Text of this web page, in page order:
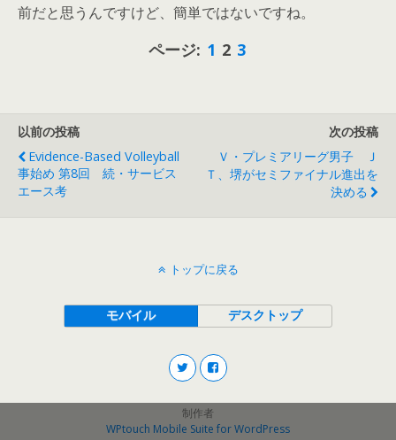
前だと思うんですけど、簡単ではないですね。
ページ: 1 2 3
以前の投稿
Evidence-Based Volleyball
事始め 第8回 続・サービス
エース考
次の投稿
Ｖ・プレミアリーグ男子 Ｊ
Ｔ、堺がセミファイナル進出を
決める
トップに戻る
モバイル デスクトップ
制作者
WPtouch Mobile Suite for WordPress